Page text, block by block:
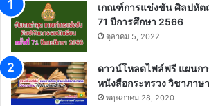
เกณฑ์การแข่งขัน ศิลปหัต
71 ปีการศึกษา 2566
ตุลาคม 5, 2022
ดาวน์โหลดไฟล์ฟรี แผนก
หนังสือกระทรวง วิชาภาษ
พฤษภาคม 28, 2020